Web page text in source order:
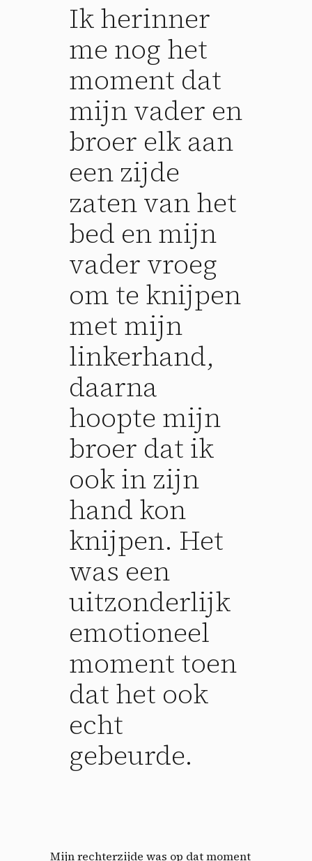
Ik herinner
me nog het
moment dat
mijn vader en
broer elk aan
een zijde
zaten van het
bed en mijn
vader vroeg
om te knijpen
met mijn
linkerhand,
daarna
hoopte mijn
broer dat ik
ook in zijn
hand kon
knijpen. Het
was een
uitzonderlijk
emotioneel
moment toen
dat het ook
echt
gebeurde.
Mijn rechterzijde was op dat moment